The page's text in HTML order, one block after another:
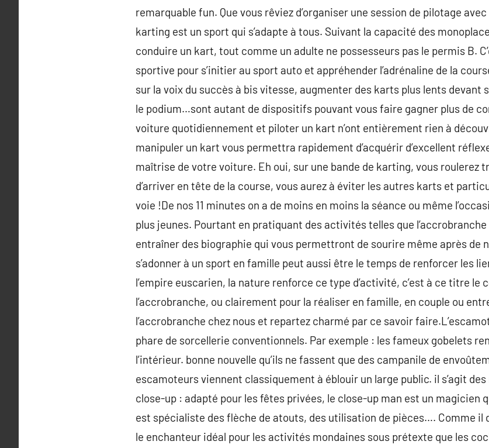
remarquable fun. Que vous rêviez d’organiser une session de pilotage
karting est un sport qui s’adapte à tous. Suivant la capacité des
conduire un kart, tout comme un adulte ne possesseurs pas le permis B.
sportive pour s’initier au sport auto et appréhender l’adrénaline de la
sur la voix du succès à bis vitesse, augmenter des karts plus lents devant
le podium…sont autant de dispositifs pouvant vous faire gagner plus de
voiture quotidiennement et piloter un kart n’ont entièrement rien à
manipuler un kart vous permettra rapidement d’acquérir d’excellent
maîtrise de votre voiture. Eh oui, sur une bande de karting, vous roulerez
d’arriver en tête de la course, vous aurez à éviter les autres karts et
voie !De nos 11 minutes on a de moins en moins la séance ou même
plus jeunes. Pourtant en pratiquant des activités telles que
entraîner des biographie qui vous permettront de sourire même après de
s’adonner à un sport en famille peut aussi être le temps de renforcer les
l’empire euscarien, la nature renforce ce type d’activité, c’est à ce titre le
l’accrobranche, ou clairement pour la réaliser en famille, en couple ou
l’accrobranche chez nous et repartez charmé par ce savoir
phare de sorcellerie conventionnels. Par exemple : les fameux gobelets
l’intérieur. bonne nouvelle qu’ils ne fassent que des campanile de
escamoteurs viennent classiquement à éblouir un large public. il s’agit
close-up : adapté pour les fêtes privées, le close-up man est un magicien
est spécialiste des flèche de atouts, des utilisation de pièces…. Comme il
le enchanteur idéal pour les activités mondaines sous prétexte que les